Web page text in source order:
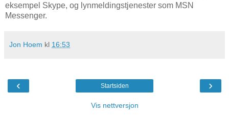
eksempel Skype, og lynmeldingstjenester som MSN
Messenger.
Jon Hoem kl 16:53
‹ ›
Startsiden
Vis nettversjon